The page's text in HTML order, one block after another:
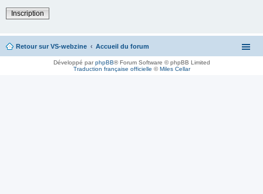
Inscription
Retour sur VS-webzine Accueil du forum
Développé parphpBB® Forum Software © phpBB Limited
Traduction française officielle ©Miles Cellar